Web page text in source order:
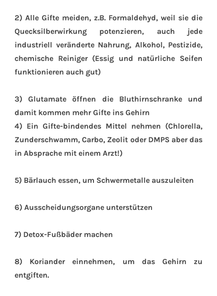
2) Alle Gifte meiden, z.B. Formaldehyd, weil sie die
Quecksilberwirkung potenzieren, auch jede
industriell veränderte Nahrung, Alkohol, Pestizide,
chemische Reiniger (Essig und natürliche Seifen
funktionieren auch gut)
3) Glutamate öffnen die Bluthirnschranke und
damit kommen mehr Gifte ins Gehirn
4) Ein Gifte-bindendes Mittel nehmen (Chlorella,
Zunderschwamm, Carbo, Zeolit oder DMPS aber das
in Absprache mit einem Arzt!)
5) Bärlauch essen, um Schwermetalle auszuleiten
6) Ausscheidungsorgane unterstützen
7) Detox-Fußbäder machen
8) Koriander einnehmen, um das Gehirn zu
entgiften.